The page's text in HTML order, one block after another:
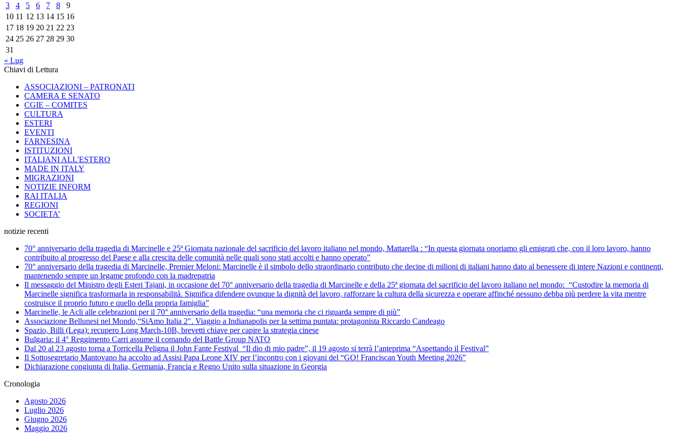
3
4 5 6 7 8
9
10 11 12 13 14 15 16
17 18 19 20 21 22 23
24 25 26 27 28 29 30
31
« Lug
Chiavi di Lettura
ASSOCIAZIONI – PATRONATI
CAMERA E SENATO
CGIE – COMITES
CULTURA
ESTERI
EVENTI
FARNESINA
ISTITUZIONI
ITALIANI ALL'ESTERO
MADE IN ITALY
MIGRAZIONI
NOTIZIE INFORM
RAI ITALIA
REGIONI
SOCIETA’
notizie recenti
70° anniversario della tragedia di Marcinelle e 25ª Giornata nazionale del sacrificio del lavoro italiano nel mondo, Mattarella : “In questa giornata onoriamo gli emigrati che, con il loro lavoro, hanno
contribuito al progresso del Paese e alla crescita delle comunità nelle quali sono stati accolti e hanno operato”
70° anniversario della tragedia di Marcinelle, Premier Meloni: Marcinelle è il simbolo dello straordinario contributo che decine di milioni di italiani hanno dato al benessere di intere Nazioni e continenti,
mantenendo sempre un legame profondo con la madrepatria
Il messaggio del Ministro degli Esteri Tajani, in occasione del 70° anniversario della tragedia di Marcinelle e della 25ª giornata del sacrificio del lavoro italiano nel mondo: “Custodire la memoria di
Marcinelle significa trasformarla in responsabilità. Significa difendere ovunque la dignità del lavoro, rafforzare la cultura della sicurezza e operare affinché nessuno debba più perdere la vita mentre
costruisce il proprio futuro e quello della propria famiglia”
Marcinelle, le Acli alle celebrazioni per il 70° anniversario della tragedia: “una memoria che ci riguarda sempre di più”
Associazione Bellunesi nel Mondo,“SiAmo Italia 2″. Viaggio a Indianapolis per la settima puntata: protagonista Riccardo Candeago
Spazio, Billi (Lega): recupero Long March-10B, brevetti chiave per capire la strategia cinese
Bulgaria: il 4° Reggimento Carri assume il comando del Battle Group NATO
Dal 20 al 23 agosto torna a Torricella Peligna il John Fante Festival “Il dio di mio padre”, il 19 agosto si terrà l’anteprima “Aspettando il Festival”
Il Sottosegretario Mantovano ha accolto ad Assisi Papa Leone XIV per l’incontro con i giovani del “GO! Franciscan Youth Meeting 2026”
Dichiarazione congiunta di Italia, Germania, Francia e Regno Unito sulla situazione in Georgia
Cronologia
Agosto 2026
Luglio 2026
Giugno 2026
Maggio 2026